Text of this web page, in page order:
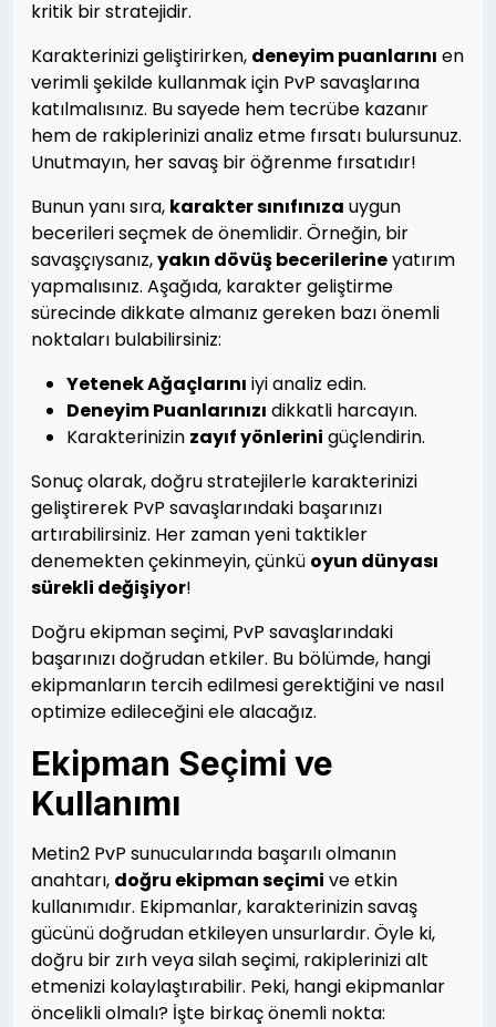
kritik bir stratejidir.
Karakterinizi geliştirirken, deneyim puanlarını en
verimli şekilde kullanmak için PvP savaşlarına
katılmalısınız. Bu sayede hem tecrübe kazanır
hem de rakiplerinizi analiz etme fırsatı bulursunuz.
Unutmayın, her savaş bir öğrenme fırsatıdır!
Bunun yanı sıra, karakter sınıfınıza uygun
becerileri seçmek de önemlidir. Örneğin, bir
savaşçıysanız,yakın dövüş becerilerineyatırım
yapmalısınız. Aşağıda, karakter geliştirme
sürecinde dikkate almanız gereken bazı önemli
noktaları bulabilirsiniz:
Yetenek Ağaçlarını iyi analiz edin.
Deneyim Puanlarınızı dikkatli harcayın.
Karakterinizin zayıf yönlerini güçlendirin.
Sonuç olarak, doğru stratejilerle karakterinizi
geliştirerek PvP savaşlarındaki başarınızı
artırabilirsiniz. Her zaman yeni taktikler
denemekten çekinmeyin, çünkü oyun dünyası
sürekli değişiyor!
Doğru ekipman seçimi, PvP savaşlarındaki
başarınızı doğrudan etkiler. Bu bölümde, hangi
ekipmanların tercih edilmesi gerektiğini ve nasıl
optimize edileceğini ele alacağız.
Ekipman Seçimi ve
Kullanımı
Metin2 PvP sunucularında başarılı olmanın
anahtarı, doğru ekipman seçimi ve etkin
kullanımıdır. Ekipmanlar, karakterinizin savaş
gücünü doğrudan etkileyen unsurlardır. Öyle ki,
doğru bir zırh veya silah seçimi, rakiplerinizi alt
etmenizi kolaylaştırabilir. Peki, hangi ekipmanlar
öncelikli olmalı? İşte birkaç önemli nokta: